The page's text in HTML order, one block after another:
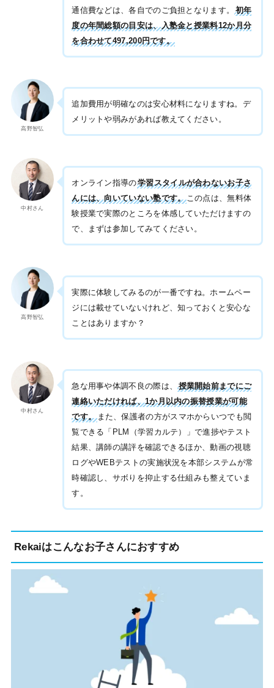
通信費などは、各自でのご負担となります。
初年
度の年間総額の目安は、入塾金と授業料12か月分
を合わせて497,200円です。
高野智弘
追加費用が明確なのは安心材料になりますね。デ
メリットや弱みがあれば教えてください。
中村さん
オンライン指導の学習スタイルが合わないお子さ
んには、向いていない塾です。この点は、無料体
験授業で実際のところを体感していただけますの
で、まずは参加してみてください。
高野智弘
実際に体験してみるのが一番ですね。ホームペー
ジには載せていないけれど、知っておくと安心な
ことはありますか？
中村さん
急な用事や体調不良の際は、授業開始前までにご
連絡いただければ、1か月以内の振替授業が可能
です。また、保護者の方がスマホからいつでも閲
覧できる「PLM（学習カルテ）」で進捗やテスト
結果、講師の講評を確認できるほか、動画の視聴
ログやWEBテストの実施状況を本部システムが常
時確認し、サボりを抑止する仕組みも整えていま
す。
Rekaiはこんなお子さんにおすすめ